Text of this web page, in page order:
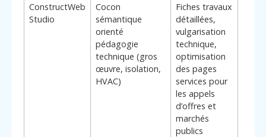
ConstructWeb
Studio
Cocon
sémantique
orienté
pédagogie
technique (gros
œuvre, isolation,
HVAC)
Fiches travaux
détaillées,
vulgarisation
technique,
optimisation
des pages
services pour
les appels
d’offres et
marchés
publics